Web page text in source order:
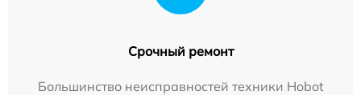
Срочный ремонт
Большинство неисправностей техники Hobot